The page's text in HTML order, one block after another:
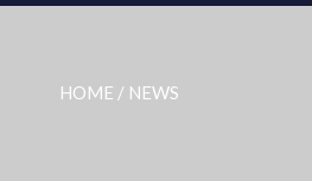
HOME / NEWS